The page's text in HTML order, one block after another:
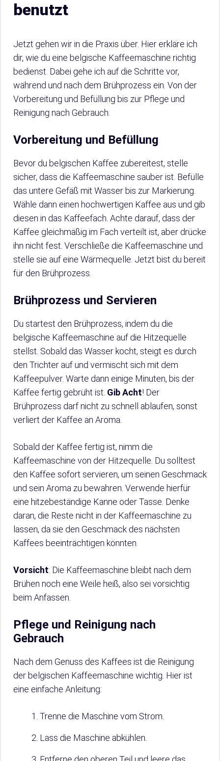
benutzt
Jetzt gehen wir in die Praxis über. Hier erkläre ich
dir, wie du eine belgische Kaffeemaschine richtig
bedienst. Dabei gehe ich auf die Schritte vor,
während und nach dem Brühprozess ein. Von der
Vorbereitung und Befüllung bis zur Pflege und
Reinigung nach Gebrauch.
Vorbereitung und Befüllung
Bevor du belgischen Kaffee zubereitest, stelle
sicher, dass die Kaffeemaschine sauber ist. Befülle
das untere Gefäß mit Wasser bis zur Markierung.
Wähle dann einen hochwertigen Kaffee aus und gib
diesen in das Kaffeefach. Achte darauf, dass der
Kaffee gleichmäßig im Fach verteilt ist, aber drücke
ihn nicht fest. Verschließe die Kaffeemaschine und
stelle sie auf eine Wärmequelle. Jetzt bist du bereit
für den Brühprozess.
Brühprozess und Servieren
Du startest den Brühprozess, indem du die
belgische Kaffeemaschine auf die Hitzequelle
stellst. Sobald das Wasser kocht, steigt es durch
den Trichter auf und vermischt sich mit dem
Kaffeepulver. Warte dann einige Minuten, bis der
Kaffee fertig gebrüht ist. Gib Acht! Der
Brühprozess darf nicht zu schnell ablaufen, sonst
verliert der Kaffee an Aroma.
Sobald der Kaffee fertig ist, nimm die
Kaffeemaschine von der Hitzequelle. Du solltest
den Kaffee sofort servieren, um seinen Geschmack
und sein Aroma zu bewahren. Verwende hierfür
eine hitzebeständige Kanne oder Tasse. Denke
daran, die Reste nicht in der Kaffeemaschine zu
lassen, da sie den Geschmack des nächsten
Kaffees beeinträchtigen könnten.
Vorsicht: Die Kaffeemaschine bleibt nach dem
Brühen noch eine Weile heiß, also sei vorsichtig
beim Anfassen.
Pflege und Reinigung nach
Gebrauch
Nach dem Genuss des Kaffees ist die Reinigung
der belgischen Kaffeemaschine wichtig. Hier ist
eine einfache Anleitung:
Trenne die Maschine vom Strom.
Lass die Maschine abkühlen.